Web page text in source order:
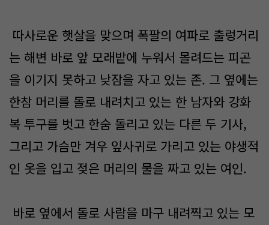
따사로운 햇살을 맞으며 폭팔의 여파로 출렁거리
는 해변 바로 앞 모래밭에 누워서 몰려드는 피곤
을 이기지 못하고 낮잠을 자고 있는 존. 그 옆에는
한참 머리를 돌로 내려치고 있는 한 남자와 강화
복 투구를 벗고 한숨 돌리고 있는 다른 두 기사,
그리고 가슴만 겨우 잎사귀로 가리고 있는 야생적
인 옷을 입고 젖은 머리의 물을 짜고 있는 여인.
바로 옆에서 돌로 사람을 마구 내려찍고 있는 모